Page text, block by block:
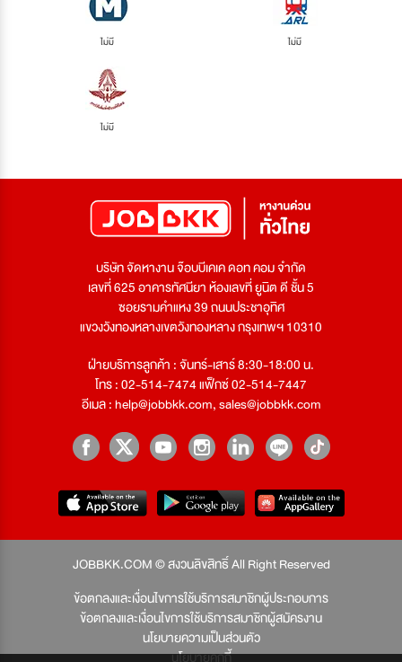
ไม่มี ไม่มี
ไม่มี
บริษัท จัดหางาน จ๊อบบีเคเค ดอท คอม จำกัด
เลขที่ 625 อาคารทัศนียา ห้องเลขที่ ยูนิต ดี ชั้น 5
ซอยรามคำแหง 39 ถนนประชาอุทิศ
แขวงวังทองหลางเขตวังทองหลาง กรุงเทพฯ 10310
ฝ่ายบริการลูกค้า : จันทร์-เสาร์ 8:30-18:00 น.
โทร : 02-514-7474 แฟ็กซ์ 02-514-7447
อีเมล :help@jobbkk.com,sales@jobbkk.com
JOBBKK.COM © สงวนลิขสิทธิ์ All Right Reserved
ข้อตกลงและเงื่อนไขการใช้บริการสมาชิกผู้ประกอบการ
ข้อตกลงและเงื่อนไขการใช้บริการสมาชิกผู้สมัครงาน
นโยบายความเป็นส่วนตัว